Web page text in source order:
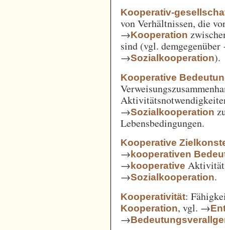
Kooperativ-
von Verhältnissen, die
→Kooperation
sind (vgl.
→Sozialkooperation).
Kooperative
→Sozialkooperation
Lebensbedingungen.
Kooperative
→kooperativen
→kooperative
→Sozialkooperation.
Kooperativität:
Kooperation, vgl. →
→